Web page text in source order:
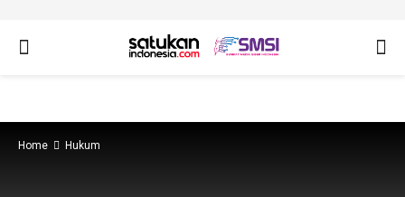
Home Hukum